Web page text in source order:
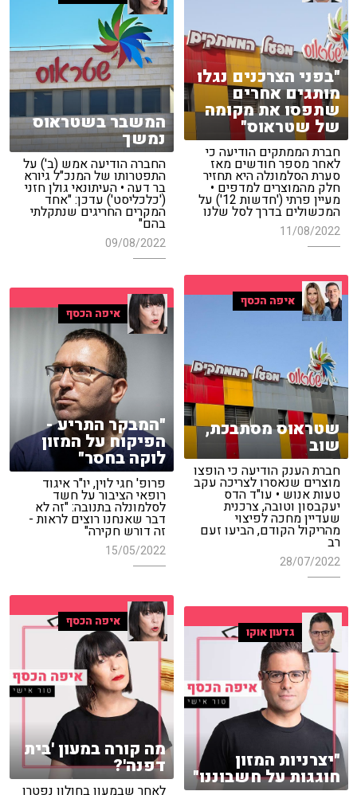
"בפני הצרכנים נגלו
מותגים אחרים
שתפסו את מקומה
של שטראוס"
חברת הממתקים הודיעה כי
לאחר מספר חודשים מאז
סערת הסלמונלה היא תחזיר
חלק מהמוצרים למדפים •
מעיין פרתי ('חדשות 12') על
המכשולים בדרך לסל שלנו
11/08/2022
המשבר בשטראוס
נמשך
החברה הודיעה אמש (ב') על
התפטרותו של המנכ"ל גיורא
בר דעה • העיתונאי גולן חזני
('כלכליסט') עדכן: "אחד
המקרים החריגים שנתקלתי
בהם"
09/08/2022
איפה הכסף
שטראוס מסתבכת,
שוב
חברת הענק הודיעה כי הופצו
מוצרים שנאסרו לצריכה עקב
טעות אנוש • עו"ד הדס
יעקבסון וטובה, צרכנית
שעדיין מחכה לפיצוי
מהריקול הקודם, הביעו זעם
רב
28/07/2022
איפה הכסף
"המבקר התריע -
הפיקוח על המזון
לוקה בחסר"
פרופ' חגי לוין, יו"ר איגוד
רופאי הציבור על חשד
לסלמונלה בתנובה: "זה לא
דבר שאנחנו רוצים לראות -
זה דורש חקירה"
15/05/2022
איפה הכסף
מה קורה במעון 'בית
דפנה'?
גדעון אוקו
"יצרניות המזון
חוגגות על חשבוננו"